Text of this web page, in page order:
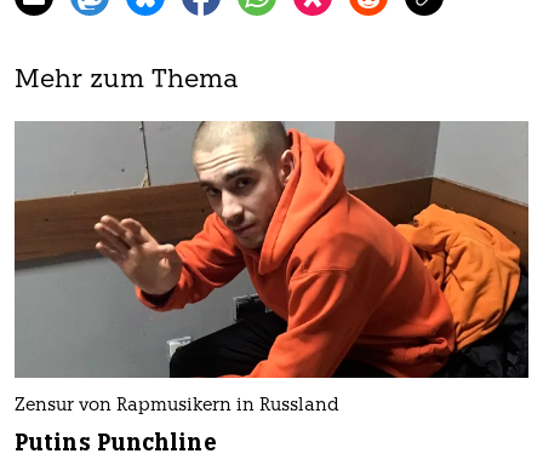
Mehr zum Thema
Zensur von Rapmusikern in Russland
Putins Punchline